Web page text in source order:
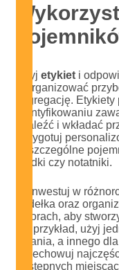
Użyj etykiet i
reorganizować
segregację.
identyfikowaniu
znaleźć i wkładać
Przygotuj
poszczególne
kredki czy notatniki.
Zainwestuj w
pudełka oraz
kolorach, aby
Na przykład, użyj
pisania, a innego
Przechowuj
dostępnych